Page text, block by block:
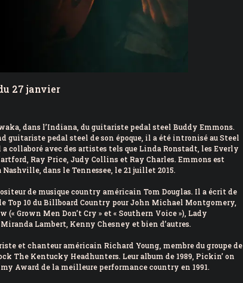
27 janvier
dans l’Indiana, du guitariste pedal steel Buddy Emmons.
guitariste pedal steel de son époque, il a été intronisé au Steel
a collaboré avec des artistes tels que Linda Ronstadt, les Everly
Ray Price, Judy Collins et Ray Charles. Emmons est
Nashville, dans le Tennessee, le 21 juillet 2015.
de musique country américain Tom Douglas. Il a écrit de
Top 10 du Billboard Country pour John Michael Montgomery,
Grown Men Don’t Cry » et « Southern Voice »), Lady
Lambert, Kenny Chesney et bien d’autres.
et chanteur américain Richard Young, membre du groupe de
The Kentucky Headhunters. Leur album de 1989, Pickin’ on
Award de la meilleure performance country en 1991.